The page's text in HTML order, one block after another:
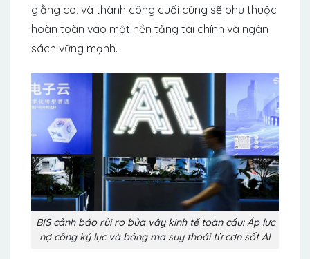
giằng co, và thành công cuối cùng sẽ phụ thuộc
hoàn toàn vào một nền tảng tài chính và ngân
sách vững mạnh.
BIS cảnh báo rủi ro bủa vây kinh tế toàn cầu: Áp lực
nợ công kỷ lục và bóng ma suy thoái từ cơn sốt AI